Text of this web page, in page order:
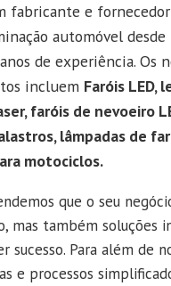
fabricante e
automóvel desde
de experiência. Os
incluem Faróis LED,
faróis de nevoeiro
lâmpadas de
motociclos.
que o seu
mas também soluções
sucesso. Para além de
e processos